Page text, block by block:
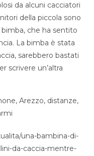
da alcuni cacciatori
della piccola sono
che ha sentito
La bimba è stata
sarebbero bastati
scrivere un’altra
Arezzo, distanze,
una-bambina-di-
da-caccia-mentre-